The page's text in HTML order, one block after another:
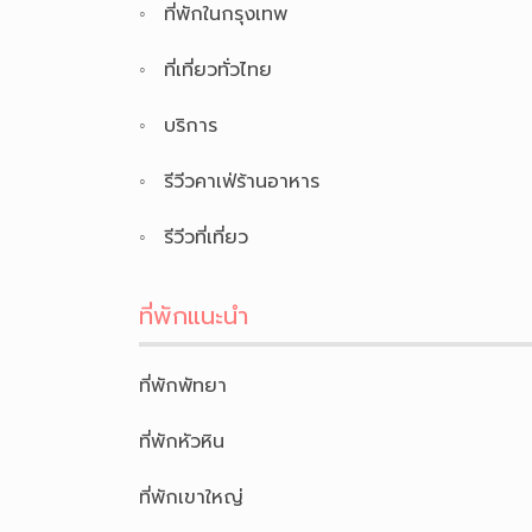
ที่พักในกรุงเทพ
ที่เที่ยวทั่วไทย
บริการ
รีวีวคาเฟ่ร้านอาหาร
รีวีวที่เที่ยว
ที่พักแนะนำ
ที่พักพัทยา
ที่พักหัวหิน
ที่พักเขาใหญ่